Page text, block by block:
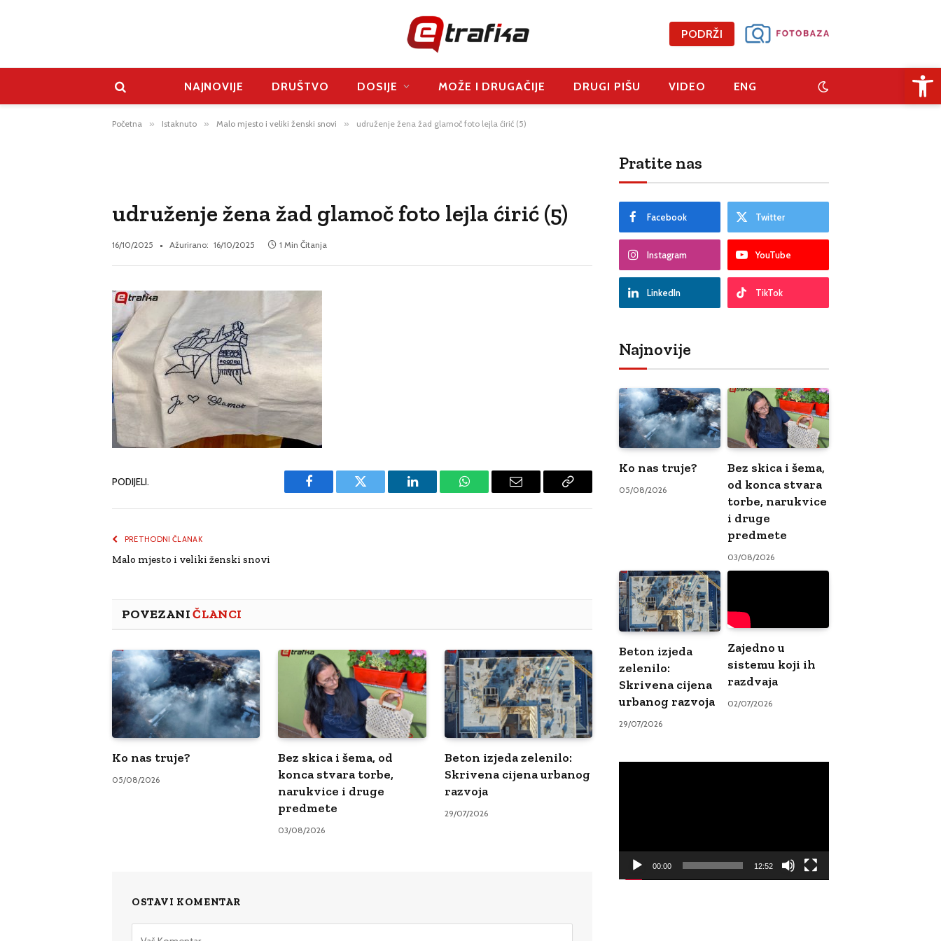
PODRŽI
NAJNOVIJE DRUŠTVO DOSIJE MOŽE I DRUGAČIJE DRUGI PIŠU VIDEO ENG
Početna » Istaknuto » Malo mjesto i veliki ženski snovi » udruženje žena žad glamoč foto lejla ćirić (5)
udruženje žena žad glamoč foto lejla ćirić (5)
16/10/2025 Ažurirano: 16/10/2025 1 Min Čitanja
PODIJELI.
Facebook Twitter LinkedIn WhatsAppEmail
Copy
PRETHODNI ČLANAK
Malo mjesto i veliki ženski snovi
POVEZANIČLANCI
Ko nas truje?
05/08/2026
Bez skica i šema, od
konca stvara torbe,
narukvice i druge
predmete
03/08/2026
Beton izjeda zelenilo:
Skrivena cijena urbanog
razvoja
29/07/2026
OSTAVI KOMENTAR
Pratite nas
Facebook Twitter
Instagram YouTube
LinkedIn TikTok
Najnovije
Ko nas truje?
05/08/2026
Bez skica i šema,
od konca stvara
torbe, narukvice
i druge
predmete
03/08/2026
Beton izjeda
zelenilo:
Skrivena cijena
urbanog razvoja
29/07/2026
Zajedno u
sistemu koji ih
razdvaja
02/07/2026
00:00 12:52